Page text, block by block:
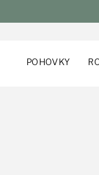
POHOVKY